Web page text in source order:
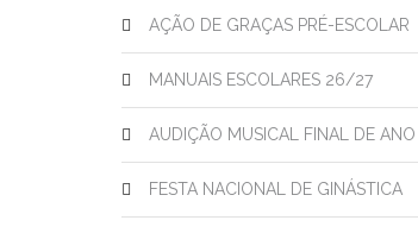
AÇÃO DE GRAÇAS PRÉ-ESCOLAR
MANUAIS ESCOLARES 26/27
AUDIÇÃO MUSICAL FINAL DE ANO
FESTA NACIONAL DE GINÁSTICA